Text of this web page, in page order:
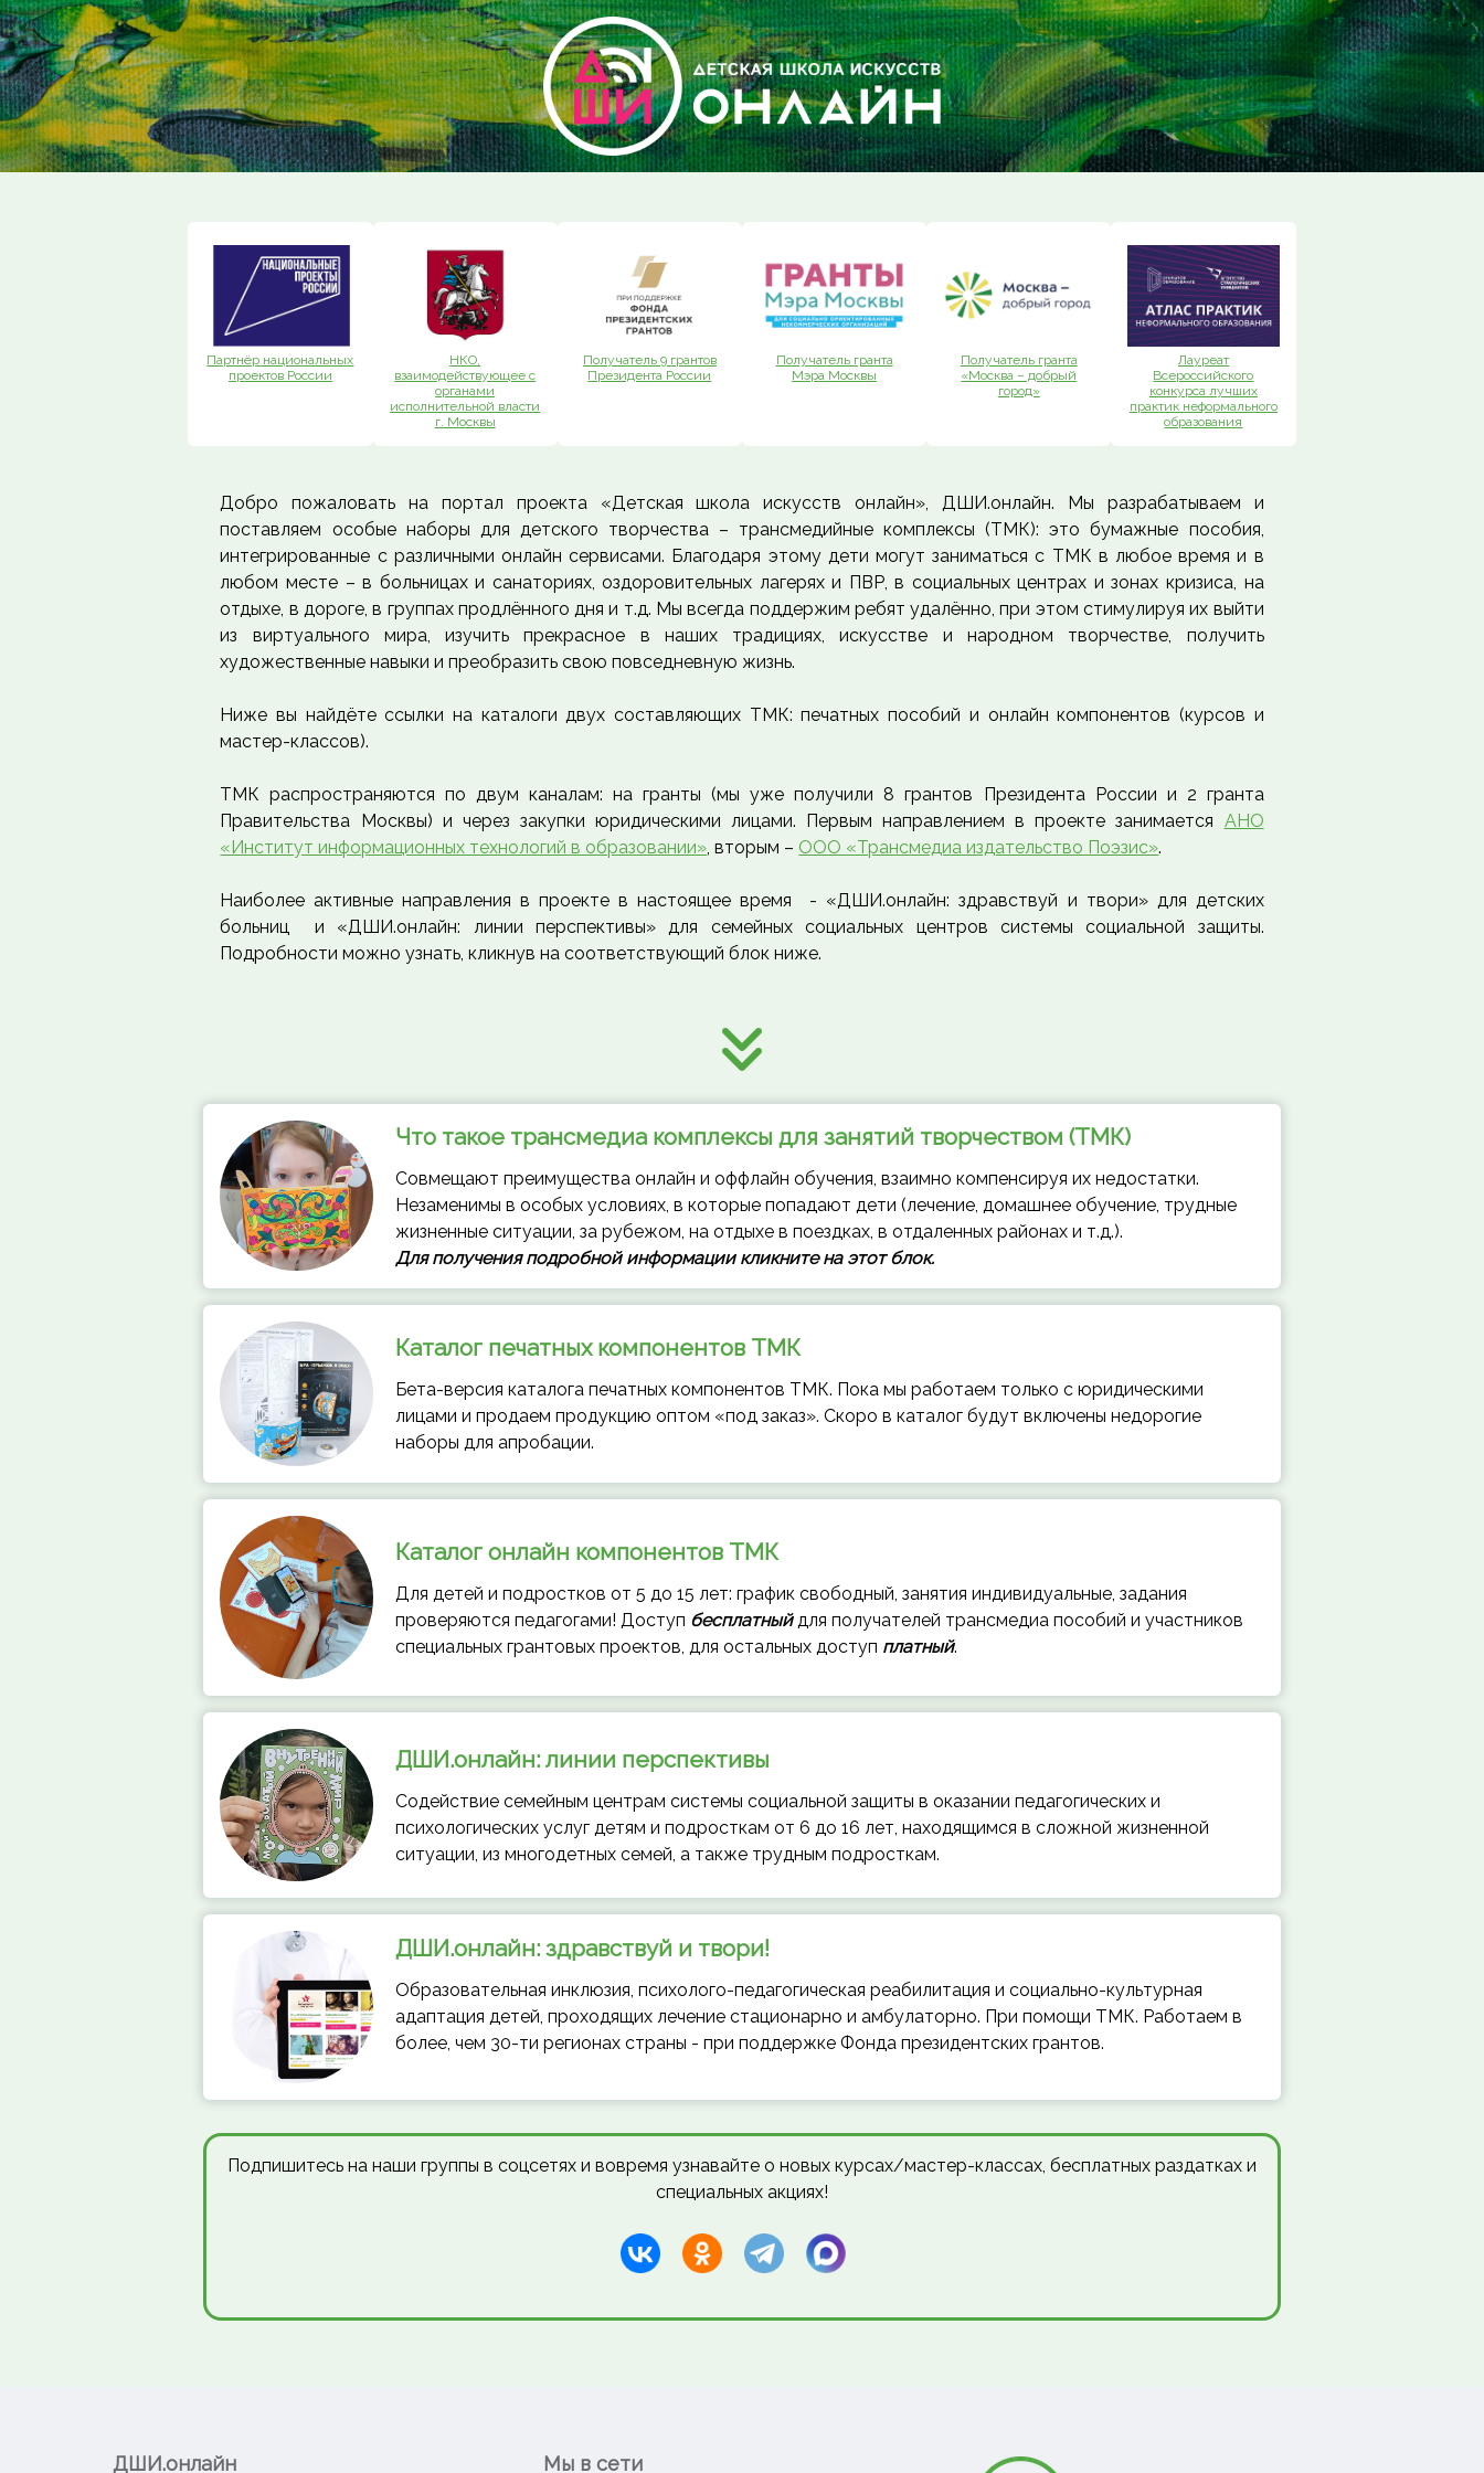
Партнёр национальных
проектов России
НКО,
взаимодействующее с
органами
исполнительной власти
г. Москвы
Получатель 9 грантов
Президента России
Получатель гранта
Мэра Москвы
Получатель гранта
«Москва – добрый
город»
Лауреат
Всероссийского
конкурса лучших
практик неформального
образования
Добро пожаловать на портал проекта «Детская школа искусств онлайн», ДШИ.онлайн. Мы разрабатываем и
поставляем особые наборы для детского творчества – трансмедийные комплексы (ТМК): это бумажные пособия,
интегрированные с различными онлайн сервисами. Благодаря этому дети могут заниматься с ТМК в любое время и в
любом месте – в больницах и санаториях, оздоровительных лагерях и ПВР, в социальных центрах и зонах кризиса, на
отдыхе, в дороге, в группах продлённого дня и т.д. Мы всегда поддержим ребят удалённо, при этом стимулируя их выйти
из виртуального мира, изучить прекрасное в наших традициях, искусстве и народном творчестве, получить
художественные навыки и преобразить свою повседневную жизнь.
Ниже вы найдёте ссылки на каталоги двух составляющих ТМК: печатных пособий и онлайн компонентов (курсов и
мастер-классов).
ТМК распространяются по двум каналам: на гранты (мы уже получили 8 грантов Президента России и 2 гранта
Правительства Москвы) и через закупки юридическими лицами. Первым направлением в проекте занимается АНО
«Институт информационных технологий в образовании» , вторым – ООО «Трансмедиа издательство Поэзис».
Наиболее активные направления в проекте в настоящее время - «ДШИ.онлайн: здравствуй и твори» для детских
больниц и «ДШИ.онлайн: линии перспективы» для семейных социальных центров системы социальной защиты.
Подробности можно узнать, кликнув на соответствующий блок ниже.
Ссылка на это место страницы:
Что такое трансмедиа комплексы для занятий творчеством (ТМК)
Совмещают преимущества онлайн и оффлайн обучения, взаимно компенсируя их недостатки.
Незаменимы в особых условиях, в которые попадают дети (лечение, домашнее обучение, трудные
жизненные ситуации, за рубежом, на отдыхе в поездках, в отдаленных районах и т.д.).
Для получения подробной информации кликните на этот блок.
Каталог печатных компонентов ТМК
Бета-версия каталога печатных компонентов ТМК. Пока мы работаем только с юридическими
лицами и продаем продукцию оптом «под заказ». Скоро в каталог будут включены недорогие
наборы для апробации.
Каталог онлайн компонентов ТМК
Для детей и подростков от 5 до 15 лет: график свободный, занятия индивидуальные, задания
проверяются педагогами! Доступ бесплатный для получателей трансмедиа пособий и участников
специальных грантовых проектов, для остальных доступ платный.
ДШИ.онлайн: линии перспективы
Содействие семейным центрам системы социальной защиты в оказании педагогических и
психологических услуг детям и подросткам от 6 до 16 лет, находящимся в сложной жизненной
ситуации, из многодетных семей, а также трудным подросткам.
ДШИ.онлайн: здравствуй и твори!
Образовательная инклюзия, психолого-педагогическая реабилитация и социально-культурная
адаптация детей, проходящих лечение стационарно и амбулаторно. При помощи ТМК. Работаем в
более, чем 30-ти регионах страны - при поддержке Фонда президентских грантов.
Подпишитесь на наши группы в соцсетях и вовремя узнавайте о новых курсах/мастер-классах, бесплатных раздатках и
специальных акциях!
ДШИ.онлайн Мы в сети